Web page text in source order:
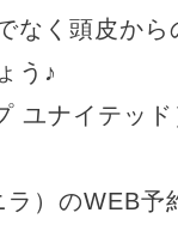
なく頭皮か
う♪